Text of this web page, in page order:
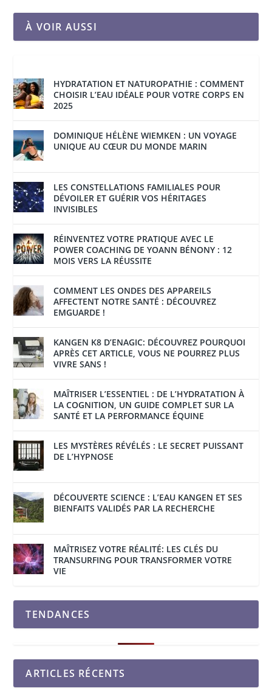
À VOIR AUSSI
HYDRATATION ET NATUROPATHIE : COMMENT
CHOISIR L’EAU IDÉALE POUR VOTRE CORPS EN
2025
DOMINIQUE HÉLÈNE WIEMKEN : UN VOYAGE
UNIQUE AU CŒUR DU MONDE MARIN
LES CONSTELLATIONS FAMILIALES POUR
DÉVOILER ET GUÉRIR VOS HÉRITAGES
INVISIBLES
RÉINVENTEZ VOTRE PRATIQUE AVEC LE
POWER COACHING DE YOANN BÉNONY : 12
MOIS VERS LA RÉUSSITE
COMMENT LES ONDES DES APPAREILS
AFFECTENT NOTRE SANTÉ : DÉCOUVREZ
EMGUARDE !
KANGEN K8 D’ENAGIC: DÉCOUVREZ POURQUOI
APRÈS CET ARTICLE, VOUS NE POURREZ PLUS
VIVRE SANS !
MAÎTRISER L’ESSENTIEL : DE L’HYDRATATION À
LA COGNITION, UN GUIDE COMPLET SUR LA
SANTÉ ET LA PERFORMANCE ÉQUINE
LES MYSTÈRES RÉVÉLÉS : LE SECRET PUISSANT
DE L’HYPNOSE
DÉCOUVERTE SCIENCE : L’EAU KANGEN ET SES
BIENFAITS VALIDÉS PAR LA RECHERCHE
MAÎTRISEZ VOTRE RÉALITÉ: LES CLÉS DU
TRANSURFING POUR TRANSFORMER VOTRE
VIE
TENDANCES
ARTICLES RÉCENTS